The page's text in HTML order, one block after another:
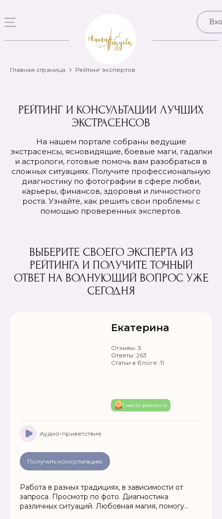
Главная страница Рейтинг экспертов
РЕЙТИНГ И КОНСУЛЬТАЦИИ ЛУЧШИХ
ЭКСТРАСЕНСОВ
На нашем портале собраны ведущие
экстрасенсы, ясновидящие, боевые маги, гадалки
и астрологи, готовые помочь вам разобраться в
сложных ситуациях. Получите профессиональную
диагностику по фотографии в сфере любви,
карьеры, финансов, здоровья и личностного
роста. Узнайте, как решить свои проблемы с
помощью проверенных экспертов.
ВЫБЕРИТЕ СВОЕГО ЭКСПЕРТА ИЗ
РЕЙТИНГА И ПОЛУЧИТЕ ТОЧНЫЙ
ОТВЕТ НА ВОЛНУЮЩИЙ ВОПРОС УЖЕ
СЕГОДНЯ
Екатерина
1 место рейтинга
Отзывы: 3
Ответы: 263
Статьи в блоге: 11
Аудио-приветствие
Получить консультацию
Работа в разных традициях, в зависимости от
запроса. Просмотр по фото. Диагностика
различных ситуаций. Любовная магия, помогу